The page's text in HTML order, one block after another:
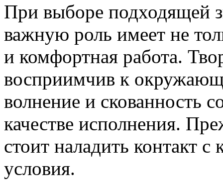
При выборе подходящей
важную роль имеет не
и комфортная работа.
восприимчив к
волнение и скованность
качестве исполнения.
стоит наладить контакт
условия.